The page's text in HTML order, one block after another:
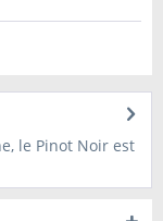
le Pinot Noir est